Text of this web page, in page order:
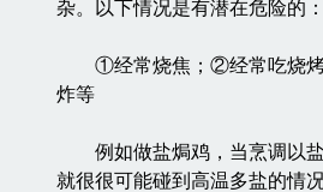
杂。以下情况是有潜在危险的：
①经常烧焦；②经常吃烧烤
炸等
例如做盐焗鸡，当烹调以盐
就很很可能碰到高温多盐的情